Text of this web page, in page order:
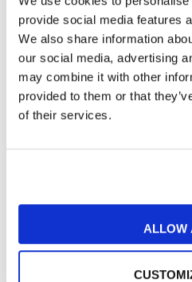
provide social media features
We also share information
our social media, advertising
may combine it with other
provided to them or that
of their services.
ALLOW
12 film (e 2 serie tv)
dovrebbe vedere